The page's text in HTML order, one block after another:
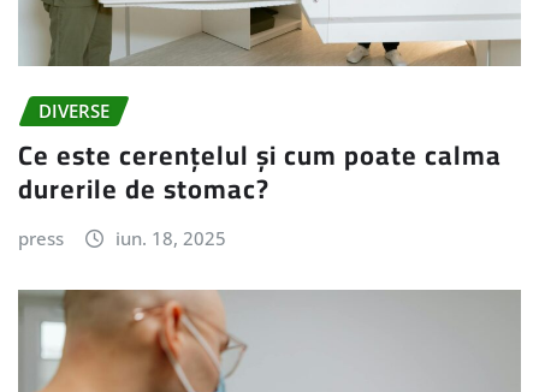
DIVERSE
Ce este cerențelul și cum poate calma
durerile de stomac?
press iun. 18, 2025